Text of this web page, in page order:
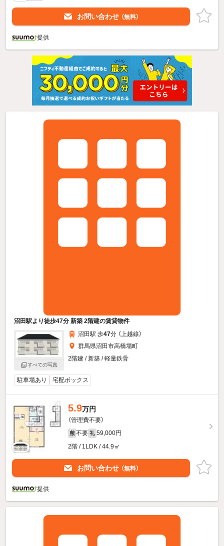
お問い合わせ （無料）
提供
沼田駅より徒歩47分 新築 2階建の賃貸物件
すべての写真
沼田駅 歩47分 （上越線）
群馬県沼田市高橋場町
2階建 / 新築 / 軽量鉄骨
駐車場あり 宅配ボックス
5.9万円
（管理費不要）
敷 不要 礼 59,000円
2階 / 1LDK / 44.9㎡
お問い合わせ （無料）
提供